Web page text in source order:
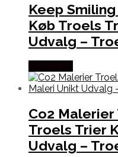
Keep
Køb Troels
Udvalg –
Co2
Troels Trier
Udvalg –